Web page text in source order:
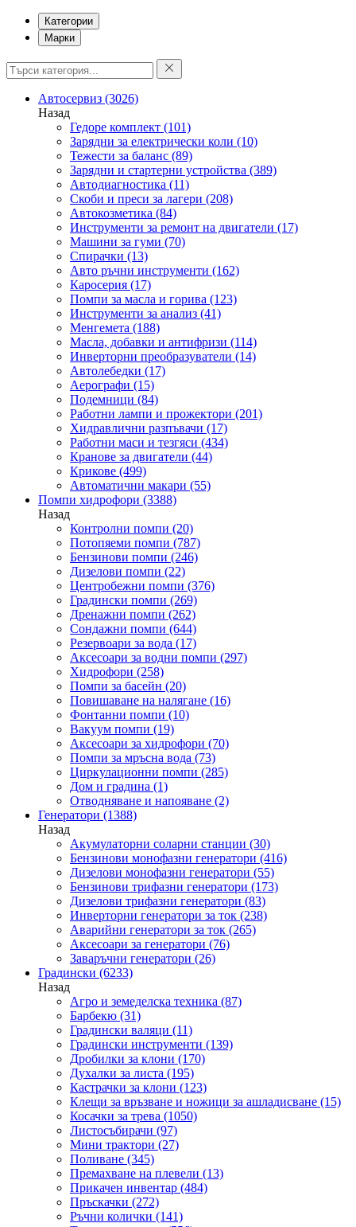
Категории
Марки
Автосервиз (3026)
Назад
Гедоре комплект (101)
Зарядни за електрически коли (10)
Тежести за баланс (89)
Зарядни и стартерни устройства (389)
Автодиагностика (11)
Скоби и преси за лагери (208)
Автокозметика (84)
Инструменти за ремонт на двигатели (17)
Машини за гуми (70)
Спирачки (13)
Авто ръчни инструменти (162)
Каросерия (17)
Помпи за масла и горива (123)
Инструменти за анализ (41)
Менгемета (188)
Масла, добавки и антифризи (114)
Инверторни преобразуватели (14)
Автолебедки (17)
Аерографи (15)
Подемници (84)
Работни лампи и прожектори (201)
Хидравлични разпъвачи (17)
Работни маси и тезгяси (434)
Кранове за двигатели (44)
Крикове (499)
Автоматични макари (55)
Помпи хидрофори (3388)
Назад
Контролни помпи (20)
Потопяеми помпи (787)
Бензинови помпи (246)
Дизелови помпи (22)
Центробежни помпи (376)
Градински помпи (269)
Дренажни помпи (262)
Сондажни помпи (644)
Резервоари за вода (17)
Аксесоари за водни помпи (297)
Хидрофори (258)
Помпи за басейн (20)
Повишаване на налягане (16)
Фонтанни помпи (10)
Вакуум помпи (19)
Аксесоари за хидрофори (70)
Помпи за мръсна вода (73)
Циркулационни помпи (285)
Дом и градина (1)
Отводняване и напояване (2)
Генератори (1388)
Назад
Акумулаторни соларни станции (30)
Бензинови монофазни генератори (416)
Дизелови монофазни генератори (55)
Бензинови трифазни генератори (173)
Дизелови трифазни генератори (83)
Инверторни генератори за ток (238)
Аварийни генератори за ток (265)
Аксесоари за генератори (76)
Заваръчни генератори (26)
Градински (6233)
Назад
Агро и земеделска техника (87)
Барбекю (31)
Градински валяци (11)
Градински инструменти (139)
Дробилки за клони (170)
Духалки за листа (195)
Кастрачки за клони (123)
Клещи за връзване и ножици за ашладисване (15)
Косачки за трева (1050)
Листосъбирачи (97)
Мини трактори (27)
Поливане (345)
Премахване на плевели (13)
Прикачен инвентар (484)
Пръскачки (272)
Ръчни колички (141)